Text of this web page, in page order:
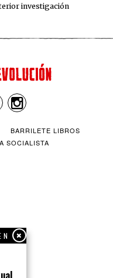
investigación
BARRILETE LIBROS
SOCIALISTA